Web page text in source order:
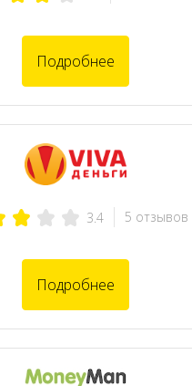
Подробнее
3.4 5 отзывов
Подробнее